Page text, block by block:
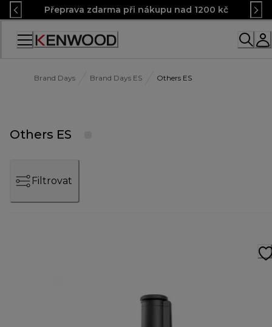
Skip
to
Content
Přeprava zdarma při nákupu nad 1200 kč
Accessibility
Brand Days Brand Days ES Others ES
Others ES
Filtrovat